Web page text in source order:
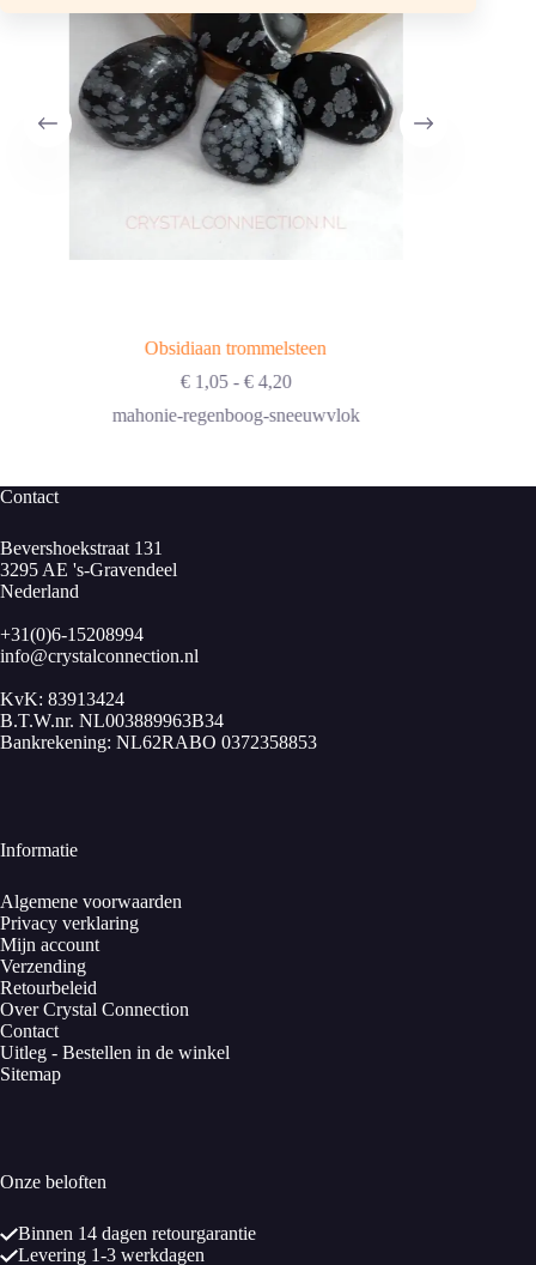
Obsidiaan trommelsteen
€1,05 - €4,20Prijsklasse:
tot
mahonie-regenboog-sneeuwvlok
Contact
Bevershoekstraat 131
3295 AE 's-Gravendeel
Nederland
+31(0)6-15208994
info@crystalconnection.nl
KvK: 83913424
B.T.W.nr. NL003889963B34
Bankrekening: NL62RABO 0372358853
Informatie
Algemene voorwaarden
Privacy verklaring
Mijn account
Verzending
Retourbeleid
Over Crystal Connection
Contact
Uitleg - Bestellen in de winkel
Sitemap
Onze beloften
Binnen 14 dagen retourgarantie
Levering 1-3 werkdagen